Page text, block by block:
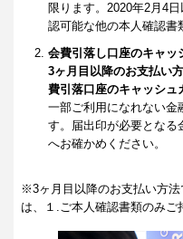
限ります。2020年2月4
認可能な他の本人確認書
会費引落し口座のキャッ
3ヶ月目以降のお支払い
費引落口座のキャッシュ
一部ご利用になれない金
す。届出印が必要となる
へお確かめください。
※3ヶ月目以降のお支払い方
は、１.ご本人確認書類のみご